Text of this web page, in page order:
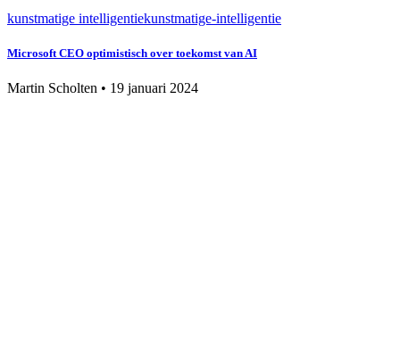
kunstmatige intelligentiekunstmatige-intelligentie
Microsoft CEO optimistisch over toekomst van AI
Martin Scholten • 19 januari 2024